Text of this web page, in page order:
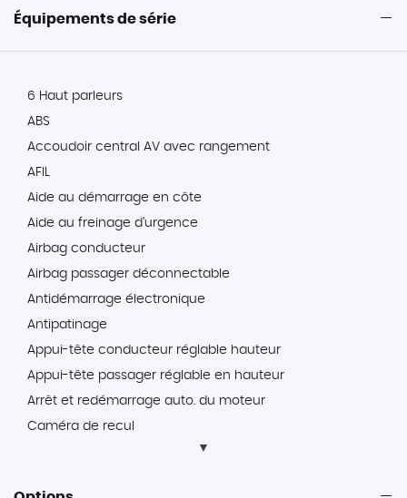
Équipements de série
6 Haut parleurs
ABS
Accoudoir central AV avec rangement
AFIL
Aide au démarrage en côte
Aide au freinage d'urgence
Airbag conducteur
Airbag passager déconnectable
Antidémarrage électronique
Antipatinage
Appui-tête conducteur réglable hauteur
Appui-tête passager réglable en hauteur
Arrêt et redémarrage auto. du moteur
Caméra de recul